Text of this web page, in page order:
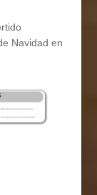
Navidad en